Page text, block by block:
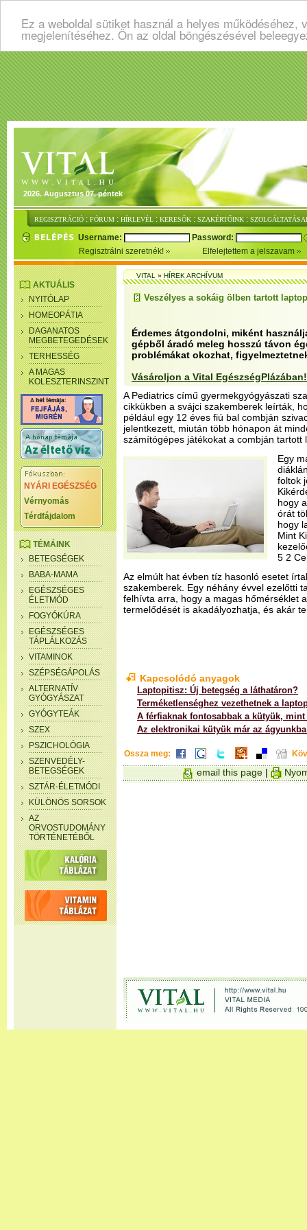
Ez a weboldal sütiket használ a helyes
megjelenítéséhez. Ön az oldal böngészésével
2026. Augusztus 07. péntek
REGISZTRÁCIÓ : FÓRUM : HÍRLEVÉL : KERESŐK : SZAKÉRTŐINK :
Username:
Password:
Regisztrálni szeretnék!
Elfelejtettem a jelszavam
AKTUÁLIS
NYITÓLAP
HOMEOPÁTIA
DAGANATOS
MEGBETEGEDÉSEK
TERHESSÉG
A MAGAS
KOLESZTERINSZINT
NYÁRI EGÉSZSÉG
Vérnyomás
Térdfájdalom
TÉMÁINK
BETEGSÉGEK
BABA-MAMA
EGÉSZSÉGES
ÉLETMÓD
FOGYÓKÚRA
EGÉSZSÉGES
TÁPLÁLKOZÁS
VITAMINOK
SZÉPSÉGÁPOLÁS
ALTERNATÍV
GYÓGYÁSZAT
GYÓGYTEÁK
SZEX
PSZICHOLÓGIA
SZENVEDÉLY-
BETEGSÉGEK
SZTÁR-ÉLETMÓDI
KÜLÖNÖS SORSOK
AZ
ORVOSTUDOMÁNY
TÖRTÉNETÉBŐL
VITAL»HÍREK ARCHÍVUM
Veszélyes a sokáig ölben tartott laptop
Érdemes átgondolni, miként
gépből áradó meleg hosszú távon
problémákat okozhat,
Vásároljon a Vital EgészségPlázában!
A Pediatrics című gyermekgyógyászati
cikkükben a svájci szakemberek leírták,
például egy 12 éves fiú bal combján
jelentkezett, miután több hónapon át
számítógépes játékokat a combján tartott
Egy
foltok
hogy
órát
hogy
Mint
5 2
Az elmúlt hat évben tíz hasonló esetet
szakemberek. Egy néhány évvel ezelőtti
felhívta arra, hogy a magas hőmérséklet
termelődését is akadályozhatja, és akár
Kapcsolódó anyagok
Laptopitisz: Új betegség a láthatáron?
Terméketlenséghez vezethetnek a
A férfiaknak fontosabbak a kütyük, mint
Az elektronikai kütyük már az
Ossza meg:
email this page |